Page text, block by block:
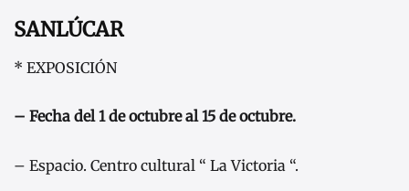
SANLÚCAR
* EXPOSICIÓN
– Fecha del 1 de octubre al 15 de octubre.
– Espacio. Centro cultural “ La Victoria “.